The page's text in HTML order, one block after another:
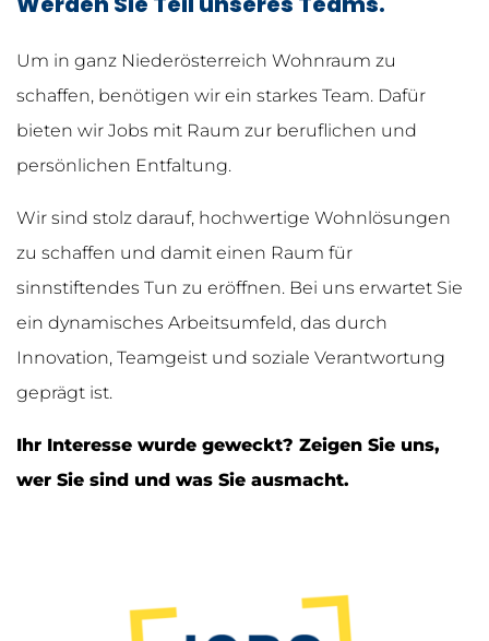
Um in ganz Niederösterreich Wohnraum zu
schaffen, benötigen wir ein starkes Team. Dafür
bieten wir Jobs mit Raum zur beruflichen und
persönlichen Entfaltung.
Wir sind stolz darauf, hochwertige Wohnlösungen
zu schaffen und damit einen Raum für
sinnstiftendes Tun zu eröffnen. Bei uns erwartet Sie
ein dynamisches Arbeitsumfeld, das durch
Innovation, Teamgeist und soziale Verantwortung
geprägt ist.
Ihr Interesse wurde geweckt? Zeigen Sie uns,
wer Sie sind und was Sie ausmacht.